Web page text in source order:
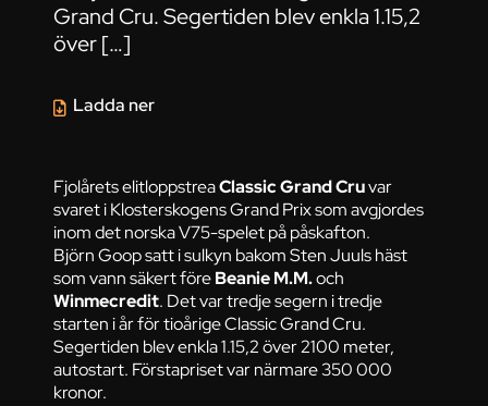
Grand Cru. Segertiden blev enkla 1.15,2
över […]
Fjolårets elitloppstreaClassic Grand Cruvar
svaret i Klosterskogens Grand Prix som avgjordes
inom det norska V75-spelet på påskafton.
Björn Goop satt i sulkyn bakom Sten Juuls häst
som vann säkert föreBeanie M.M.och
Winmecredit. Det var tredje segern i tredje
starten i år för tioårige Classic Grand Cru.
Segertiden blev enkla 1.15,2 över 2100 meter,
autostart. Förstapriset var närmare 350 000
kronor.
Ladda ner